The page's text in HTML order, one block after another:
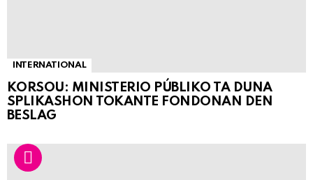
INTERNATIONAL
KORSOU: MINISTERIO PÚBLIKO TA DUNA
SPLIKASHON TOKANTE FONDONAN DEN
BESLAG